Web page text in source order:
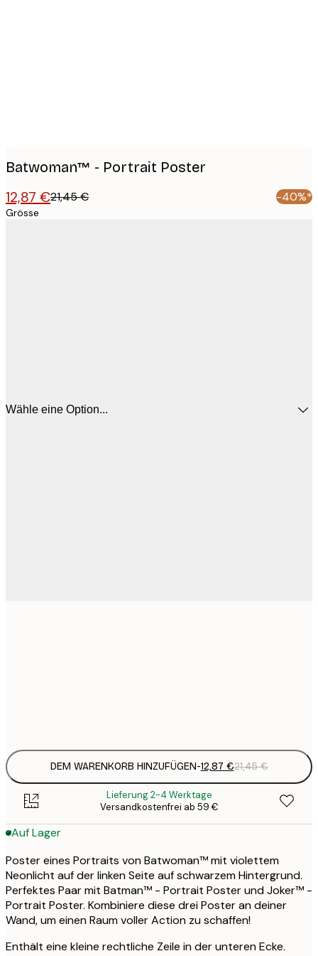
Batwoman™ - Portrait Poster
12,87 €21,45 € -40%*
Grösse
Wähle eine Option...
DEM WARENKORB HINZUFÜGEN-12,87 €21,45 €
Lieferung 2-4 Werktage
Versandkostenfrei ab 59 €
Auf Lager
Poster eines Portraits von Batwoman™ mit violettem
Neonlicht auf der linken Seite auf schwarzem Hintergrund.
Perfektes Paar mit Batman™ - Portrait Poster und Joker™ -
Portrait Poster. Kombiniere diese drei Poster an deiner
Wand, um einen Raum voller Action zu schaffen!
Enthält eine kleine rechtliche Zeile in der unteren Ecke.